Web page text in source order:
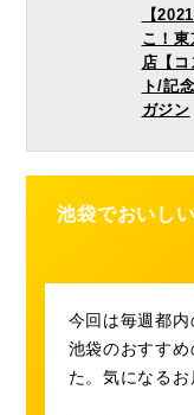
【
こ！
店【
ト/記
ガジン
池袋でおいし
今回は毎週都内
池袋のおすす
た。気になる